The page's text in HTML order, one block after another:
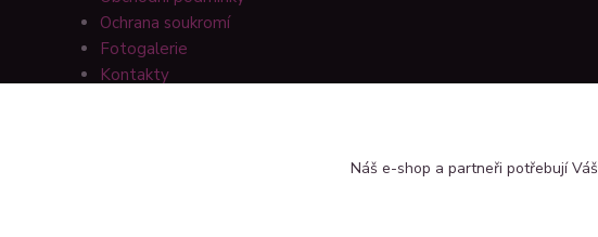
Ochrana soukromí
Fotogalerie
Kontakty
Náš e-shop a partneři potřebují Váš